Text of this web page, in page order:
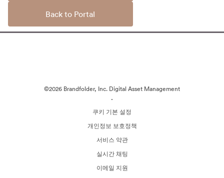
Back to Portal
©2026 Brandfolder, Inc. Digital Asset Management
·
쿠키 기본 설정
개인정보 보호정책
서비스 약관
실시간 채팅
이메일 지원